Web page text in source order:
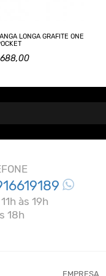
LONGA GRAFITE ONE
às 19h
18h
EMPRESA